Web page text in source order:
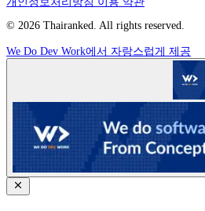
© 2026 Thairanked. All rights reserved.
We Do Dev Work에서 자랑스럽게 제공